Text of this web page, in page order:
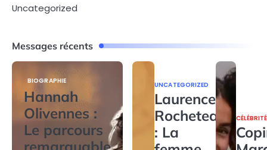
Uncategorized
Messages récents
BIOGRAPHIE
Hannah
Olivennes :
Le parcours
remarquable
UNCATEGORIZED
Laurence
Rocheteau
: La